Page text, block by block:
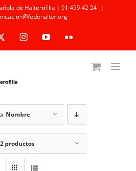
de Halterofilia | 91 459 42 24
|
InstagramYouTubeFlickr
Nombre
productos